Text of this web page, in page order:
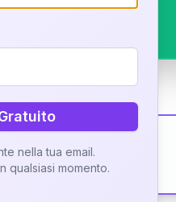
nella tua email.
qualsiasi momento.